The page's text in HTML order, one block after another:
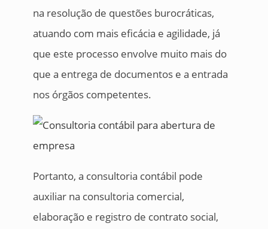
na resolução de questões burocráticas,
atuando com mais eficácia e agilidade, já
que este processo envolve muito mais do
que a entrega de documentos e a entrada
nos órgãos competentes.
Portanto, a consultoria contábil pode
auxiliar na consultoria comercial,
elaboração e registro de contrato social,